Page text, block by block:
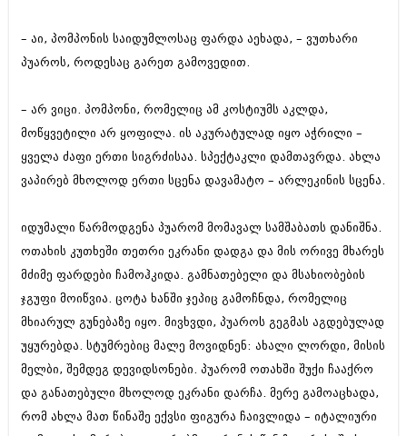
– აი, პომპონის საიდუმლოსაც ფარდა აეხადა, – ვუთხარი
პუაროს, როდესაც გარეთ გამოვედით.
– არ ვიცი. პომპონი, რომელიც ამ კოსტიუმს აკლდა,
მოწყვეტილი არ ყოფილა. ის აკურატულად იყო აჭრილი –
ყველა ძაფი ერთი სიგრძისაა. სპექტაკლი დამთავრდა. ახლა
ვაპირებ მხოლოდ ერთი სცენა დავამატო – არლეკინის სცენა.
იდუმალი წარმოდგენა პუარომ მომავალ სამშაბათს დანიშნა.
ოთახის კუთხეში თეთრი ეკრანი დადგა და მის ორივე მხარეს
მძიმე ფარდები ჩამოჰკიდა. გამნათებელი და მსახიობების
ჯგუფი მოიწვია. ცოტა ხანში ჯეპიც გამოჩნდა, რომელიც
მხიარულ გუნებაზე იყო. მივხვდი, პუაროს გეგმას აგდებულად
უყურებდა. სტუმრებიც მალე მოვიდნენ: ახალი ლორდი, მისის
მელბი, შემდეგ დევიდსონები. პუარომ ოთახში შუქი ჩააქრო
და განათებული მხოლოდ ეკრანი დარჩა. მერე გამოაცხადა,
რომ ახლა მათ წინაშე ექვსი ფიგურა ჩაივლიდა – იტალიური